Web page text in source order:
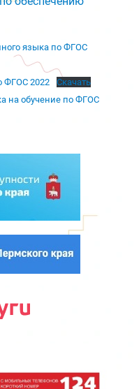
языка по ФГОС
ФГОС 2022
Скачать
на обучение по ФГОС